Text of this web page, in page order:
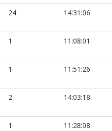
24 14:31:06
1 11:08:01
1 11:51:26
2 14:03:18
1 11:28:08